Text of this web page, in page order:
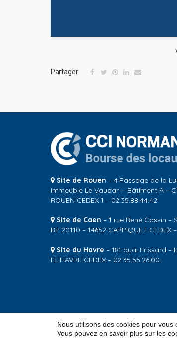
Partager
Site de Rouen – 4 Passage de la
Immeuble Le Vauban – Bâtiment A –
ROUEN CEDEX 1 – 02.35.88.44.42
Site de Caen – 1 rue René Cassin –
BP 20110 – 14652 CARPIQUET CEDEX
Site du Havre – 181 quai Frissard –
LE HAVRE CEDEX – 02.35.55.26.00
© 2026CCI Normandie – Bourse des
Nous utilisons des cookies pour vous
Vous pouvez en savoir plus sur les